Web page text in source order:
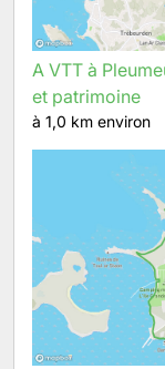
A VTT à
et patrimoine
à 1,0 km environ